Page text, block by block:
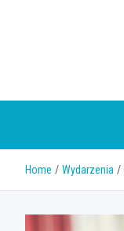
Home Wydarzenia